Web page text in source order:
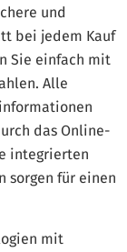
und
bei jedem Kauf
Sie einfach mit
Alle
das Online-
integrierten
sorgen für einen
mit